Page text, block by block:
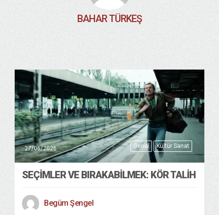
BAHAR TÜRKEŞ
Genel Kültür Sanat
27/06/2026
SEÇIMLER VE BIRAKABILMEK: KÖR TALIH
Begüm Şengel